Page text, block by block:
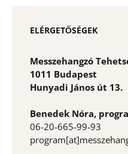
ELÉRGETŐSÉGEK
Messzehangzó
1011 Budapest
Hunyadi János út 13.
Benedek Nóra,
06-20-665-99-93